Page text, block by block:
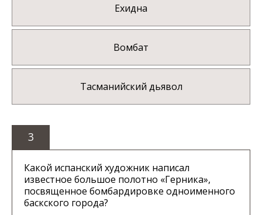
Ехидна
Вомбат
Тасманийский дьявол
3
Какой испанский художник написал
известное большое полотно «Герника»,
посвященное бомбардировке одноименного
баскского города?